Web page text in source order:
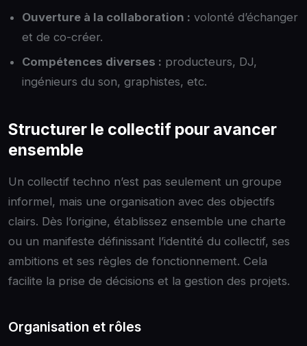
Ouverture à la collaboration : volonté d’échanger
et de co-créer.
Compétences diverses : producteurs, DJ,
ingénieurs du son, graphistes, etc.
Structurer le collectif pour avancer
ensemble
Un collectif techno n’est pas seulement un groupe
informel, mais une organisation avec des objectifs
clairs. Dès l’origine, établissez ensemble une charte
ou un manifeste définissant l’identité du collectif, ses
ambitions et ses règles de fonctionnement. Cela
facilite la prise de décisions et la gestion des projets.
Organisation et rôles